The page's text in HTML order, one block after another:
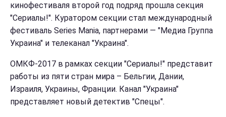
кинофестиваля второй год подряд прошла секция
"Сериалы!". Куратором секции стал международный
фестиваль Series Mania, партнерами — "Медиа Группа
Украина" и телеканал "Украина".
ОМКФ-2017 в рамках секции "Сериалы!" представит
работы из пяти стран мира – Бельгии, Дании,
Израиля, Украины, Франции. Канал "Украина"
представляет новый детектив "Спецы".